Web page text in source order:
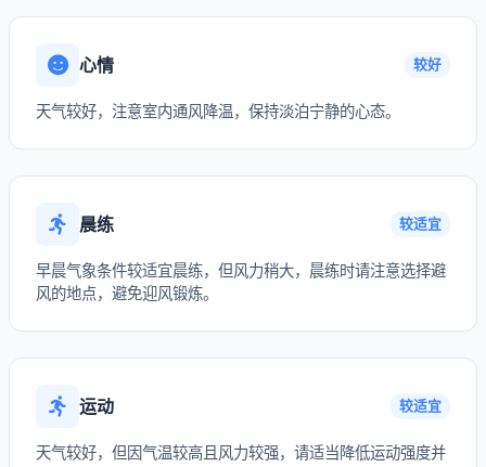
心情 较好
天气较好，注意室内通风降温，保持淡泊宁静的心态。
晨练 较适宜
早晨气象条件较适宜晨练，但风力稍大，晨练时请注意选择避
风的地点，避免迎风锻炼。
运动 较适宜
天气较好，但因气温较高且风力较强，请适当降低运动强度并